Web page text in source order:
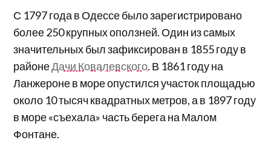
С 1797 года в Одессе было зарегистрировано
более 250 крупных оползней. Один из самых
значительных был зафиксирован в 1855 году в
районеДачи Ковалевского. В 1861 году на
Ланжероне в море опустился участок площадью
около 10 тысяч квадратных метров, а в 1897 году
в море «съехала» часть берега на Малом
Фонтане.